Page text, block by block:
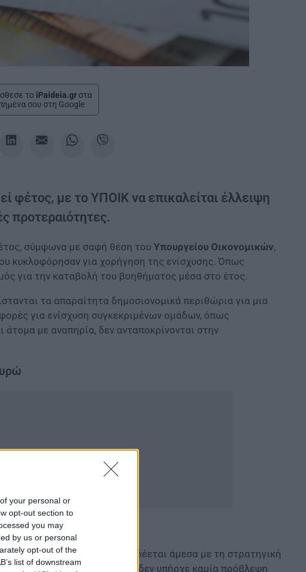
your personal or
opt-out section to
you may
by us or personal
opt-out of the
list of downstream
το iPaideia.gr στα
σου στη Google
φέτος, με το ΥΠΟΙΚ να επικαλείται έλλειψη
προτεραιότητες.
σύμφωνα με σαφή θέση του Υπουργείου Οικονομικών,
κυκλοφόρησαν για χορήγηση της ενίσχυσης. Όπως
για την καταβολή του βοηθήματος μέσα στο έτος.
τα απαραίτητα δημοσιονομικά περιθώρια για μια
για ενίσχυση συγκεκριμένων ομάδων, όπως
άτομα με αναπηρία, δεν ανταποκρίνονται στην
Πάσχα 250 ευρώ
συνδέεται άμεσα με τη στρατηγική
Σύμφωνα με τις ίδιες πηγές, δεν υπήρχε καμία πρόβλεψη